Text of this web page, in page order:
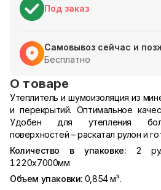
Под заказ
Самовывоз сейчас и
Бесплатно
О товаре
Утеплитель и шумоизоляция из
и перекрытий. Оптимальное
Удобен для утепления
поверхностей – раскатал рулон и
Количество в упаковке:2
1220х7000мм
Объем упаковки: 0,854 м³.